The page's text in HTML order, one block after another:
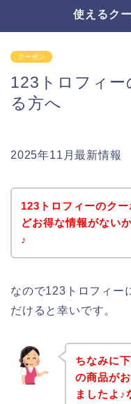
使えるク
クーポン
123トロフィ
る方へ
2025年11月最新情報
123トロフィーのク
どお得な情報がない
♪
なので123トロフィー
だけると幸いです。
ちなみに
の商品が
ましたよ♪